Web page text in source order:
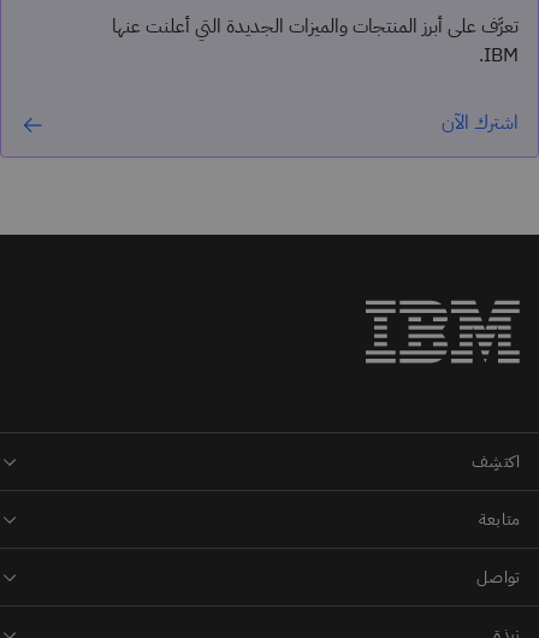
تعرَّف على أبرز المنتجات والميزات الجديدة التي أعلنت عنها
IBM.
اشترك الآن